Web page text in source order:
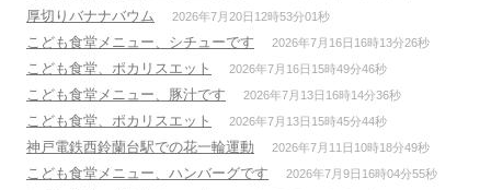
厚切りバナナバウム 2026年7月20日12時53分01秒
こども食堂メニュー、シチューです 2026年7月16日16時13分26秒
こども食堂、ポカリスエット 2026年7月16日15時49分46秒
こども食堂メニュー、豚汁です 2026年7月13日16時14分36秒
こども食堂、ポカリスエット 2026年7月13日15時45分44秒
神戸電鉄西鈴蘭台駅での花一輪運動 2026年7月11日10時18分49秒
こども食堂メニュー、ハンバーグです 2026年7月9日16時04分55秒